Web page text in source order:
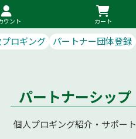
ウント カート
ロギング パートナー団体登録
パートナーシップ
個人プロギング紹介・サポート